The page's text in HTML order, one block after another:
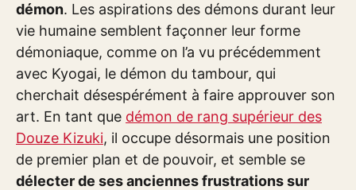
démon. Les aspirations des démons durant leur
vie humaine semblent façonner leur forme
démoniaque, comme on l’a vu précédemment
avec Kyogai, le démon du tambour, qui
cherchait désespérément à faire approuver son
art. En tant que démon de rang supérieur des
Douze Kizuki, il occupe désormais une position
de premier plan et de pouvoir, et semble se
délecter de ses anciennes frustrations sur